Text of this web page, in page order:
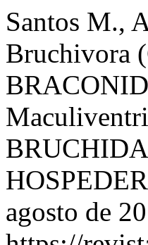
Santos M.,
Bruchivora
agosto de